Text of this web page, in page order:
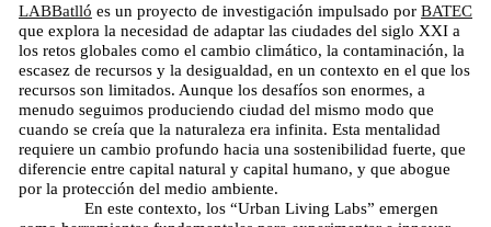
LABBatlló es un proyecto de investigación impulsado por BATEC
que explora la necesidad de adaptar las ciudades del siglo XXI a
los retos globales como el cambio climático, la contaminación, la
escasez de recursos y la desigualdad, en un contexto en el que los
recursos son limitados. Aunque los desafíos son enormes, a
menudo seguimos produciendo ciudad del mismo modo que
cuando se creía que la naturaleza era infinita. Esta mentalidad
requiere un cambio profundo hacia una sostenibilidad fuerte, que
diferencie entre capital natural y capital humano, y que abogue
por la protección del medio ambiente.
En este contexto, los “Urban Living Labs” emergen